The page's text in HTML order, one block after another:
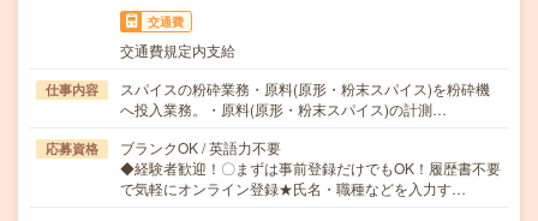
交通費
交通費規定内支給
仕事内容
スパイスの粉砕業務・原料(原形・粉末スパイス)を粉砕機
へ投入業務。・原料(原形・粉末スパイス)の計測…
応募資格
ブランクOK / 英語力不要
◆経験者歓迎！〇まずは事前登録だけでもOK！履歴書不要
で気軽にオンライン登録★氏名・職種などを入力す…